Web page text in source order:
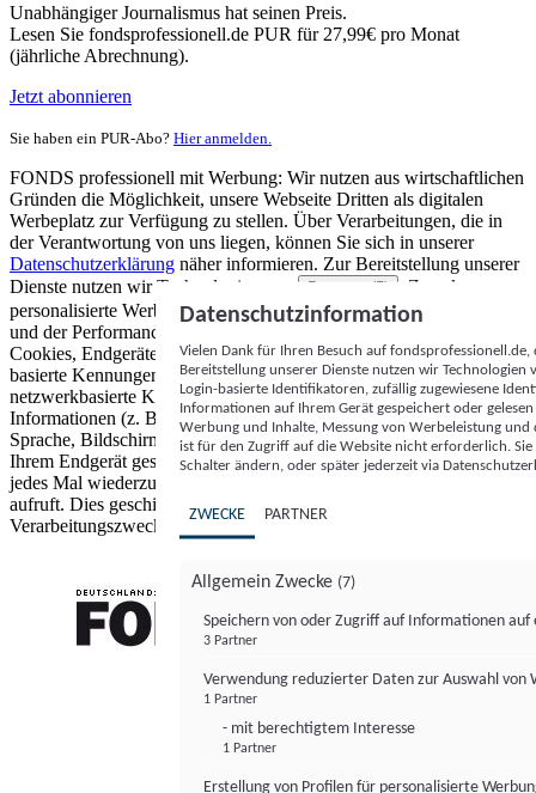
Unabhängiger Journalismus hat seinen Preis.
Lesen Sie fondsprofessionell.de PUR für 27,99€ pro Monat
(jährliche Abrechnung).
Jetzt abonnieren
Sie haben ein PUR-Abo? Hier anmelden.
FONDS professionell mit Werbung: Wir nutzen aus wirtschaftlichen
Gründen die Möglichkeit, unsere Webseite Dritten als digitalen
Werbeplatz zur Verfügung zu stellen. Über Verarbeitungen, die in
der Verantwortung von uns liegen, können Sie sich in unserer
Datenschutzerklärung näher informieren. Zur Bereitstellung unserer
Dienste nutzen wir Technologien von
Partnern (5)
. Zwecke:
personalisierte Werbung und Inhalte, Messung von Werbeleistung
und der Performance von Inhalten sowie Zielgruppenforschung.
Cookies, Endgeräte- oder ähnliche Online-Kennungen (z. B. login-
basierte Kennungen, zufällig generierte Kennungen,
netzwerkbasierte Kennungen) können zusammen mit anderen
Informationen (z. B. Browsertyp und Browserinformationen,
Sprache, Bildschirmgröße, unterstützte Technologien usw.) auf
Ihrem Endgerät gespeichert oder von dort ausgelesen werden, um es
jedes Mal wiederzuerkennen, wenn es eine App oder einer Webseite
aufruft. Dies geschieht für einen oder mehrere der hier aufgeführten
Verarbeitungszwecke.
Datenschutzinformation
Vielen Dank für Ihren Besuch auf
Bereitstellung unserer Dienste nutzen wir Technologien
Login-basierte Identifikatoren, zufällig zugewiesene
Informationen auf Ihrem Gerät gespeichert oder
Werbung und Inhalte, Messung von Werbeleistung
ist für den Zugriff auf die Website nicht erforderlich.
Schalter ändern, oder später jederzeit via
ZWECKE PARTNER
Allgemein Zwecke (7)
Speichern von oder Zugriff auf Informationen auf
3 Partner
Verwendung reduzierter Daten zur Auswahl von
1 Partner
- mit berechtigtem Interesse
1 Partner
Erstellung von Profilen für personalisierte
FONDS professionell